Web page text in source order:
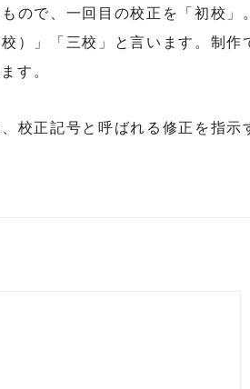
ので、一回目の校正を「初校」
）」「三校」と言います。制作
す。
校正記号と呼ばれる修正を指示